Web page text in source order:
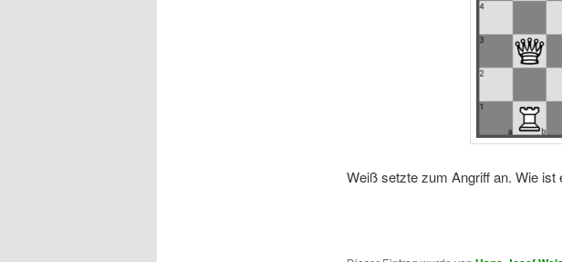
Weiß setzte zum Angriff an. Wie ist